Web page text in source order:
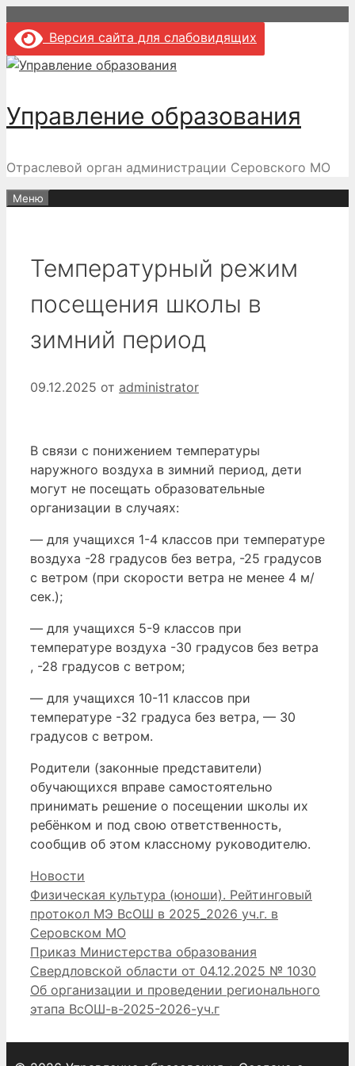
содержимому
Версия сайта для слабовидящих
Управление образования
Отраслевой орган администрации Серовского МО
Меню
️Температурный режим
посещения школы в
зимний период
09.12.2025 от administrator
В связи с понижением температуры
наружного воздуха в зимний период, дети
могут не посещать образовательные
организации в случаях:
— для учащихся 1-4 классов при температуре
воздуха -28 градусов без ветра, -25 градусов
с ветром (при скорости ветра не менее 4 м/
сек.);
— для учащихся 5-9 классов при
температуре воздуха -30 градусов без ветра
, -28 градусов с ветром;
— для учащихся 10-11 классов при
температуре -32 градуса без ветра, — 30
градусов с ветром.
Родители (законные представители)
обучающихся вправе самостоятельно
принимать решение о посещении школы их
ребёнком и под свою ответственность,
сообщив об этом классному руководителю.
Рубрики
Новости
Физическая культура (юноши). Рейтинговый
протокол МЭ ВсОШ в 2025_2026 уч.г. в
Серовском МО
Приказ Министерства образования
Свердловской области от 04.12.2025 № 1030
Об организации и проведении регионального
этапа ВсОШ-в-2025-2026-уч.г